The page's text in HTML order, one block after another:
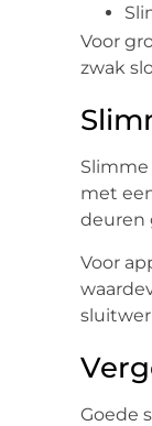
Voor
zwak
met
deuren
Voor
Goede